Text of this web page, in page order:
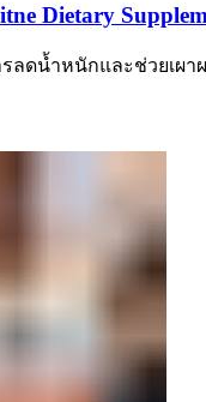
Dietary
ลดน้ำหนักและช่วยเผา